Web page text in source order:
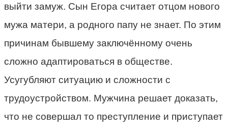
выйти замуж. Сын Егора считает отцом нового
мужа матери, а родного папу не знает. По этим
причинам бывшему заключённому очень
сложно адаптироваться в обществе.
Усугубляют ситуацию и сложности с
трудоустройством. Мужчина решает доказать,
что не совершал то преступление и приступает